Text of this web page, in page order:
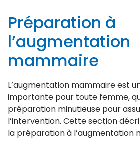
Préparation à
l’augmentation
mammaire
L’augmentation mammaire est
importante pour toute femme,
préparation minutieuse pour
l’intervention. Cette section
la préparation à l’augmentation